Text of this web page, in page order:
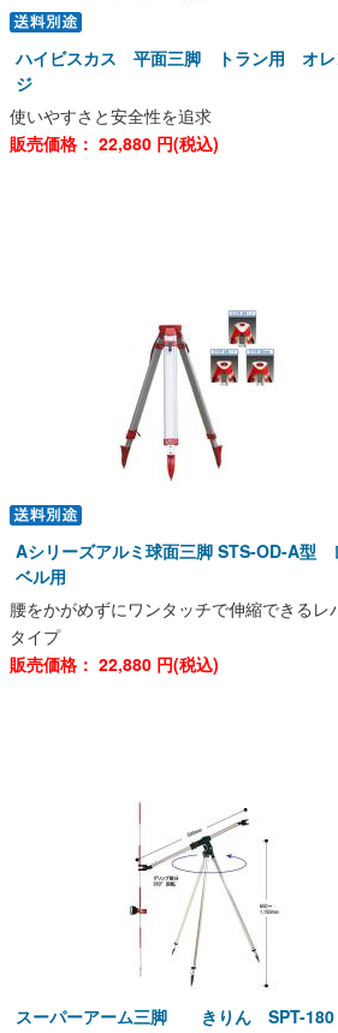
ハイビスカス 平面三脚 トラン用 オレ
ジ
使いやすさと安全性を追求
販売価格： 22,880 円(税込)
Aシリーズアルミ球面三脚 STS-OD-A型
ベル用
腰をかがめずにワンタッチで伸縮できるレ
タイプ
販売価格： 22,880 円(税込)
スーパーアーム三脚 きりん SPT-180